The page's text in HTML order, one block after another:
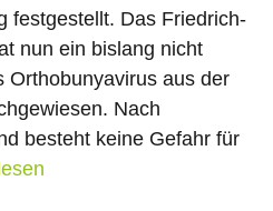
festgestellt. Das Friedrich-
nun ein bislang nicht
Orthobunyavirus aus der
Nach
besteht keine Gefahr für